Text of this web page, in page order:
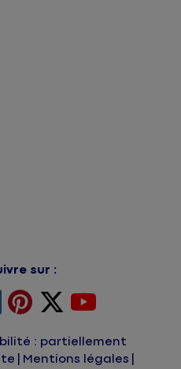
sur :
: partiellement
Mentions légales